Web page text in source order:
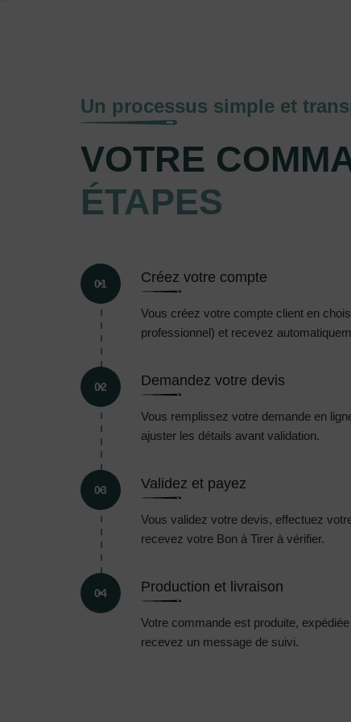
Un processus simple et
VOTRE
ÉTAPES
01 Créez votre compte
Vous créez votre compte client en
professionnel) et recevez
02 Demandez votre devis
Vous remplissez votre demande en
ajuster les détails avant validation.
03 Validez et payez
Vous validez votre devis, effectuez
recevez votre Bon à Tirer à vérifier.
04 Production et livraison
Votre commande est produite,
recevez un message de suivi.